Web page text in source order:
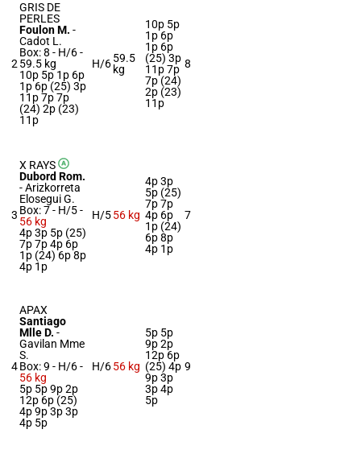
2
GRIS DE
PERLES
Foulon M. -
Cadot L.
Box: 8 - H/6 -
59.5 kg
10p 5p 1p 6p
1p 6p (25) 3p
11p 7p 7p
(24) 2p (23)
11p
H/659.5
kg
10p 5p
1p 6p
1p 6p
(25) 3p
11p 7p
7p (24)
2p (23)
11p
8
3
X RAYS
Dubord Rom.
-Arizkorreta
Elosegui G.
Box: 7 - H/5 -
56 kg
4p 3p 5p (25)
7p 7p 4p 6p
1p (24) 6p 8p
4p 1p
H/556 kg
4p 3p
5p (25)
7p 7p
4p 6p
1p (24)
6p 8p
4p 1p
7
4
APAX
Santiago
Mlle D. -
Gavilan Mme
S.
Box: 9 - H/6 -
56 kg
5p 5p 9p 2p
12p 6p (25)
4p 9p 3p 3p
4p 5p
H/656 kg
5p 5p
9p 2p
12p 6p
(25) 4p
9p 3p
3p 4p
5p
9